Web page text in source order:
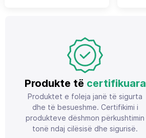
Produkte të certifikuara
Produktet e foleja janë të sigurta
dhe të besueshme. Certifikimi i
produkteve dëshmon përkushtimin
tonë ndaj cilësisë dhe sigurisë.